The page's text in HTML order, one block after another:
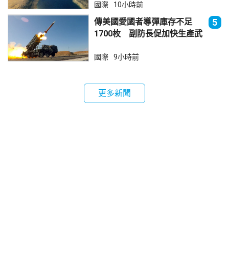
國際 10小時前
傳美國愛國者導彈庫存不足
1700枚 副防長促加快生產武
5
國際 9小時前
更多新聞